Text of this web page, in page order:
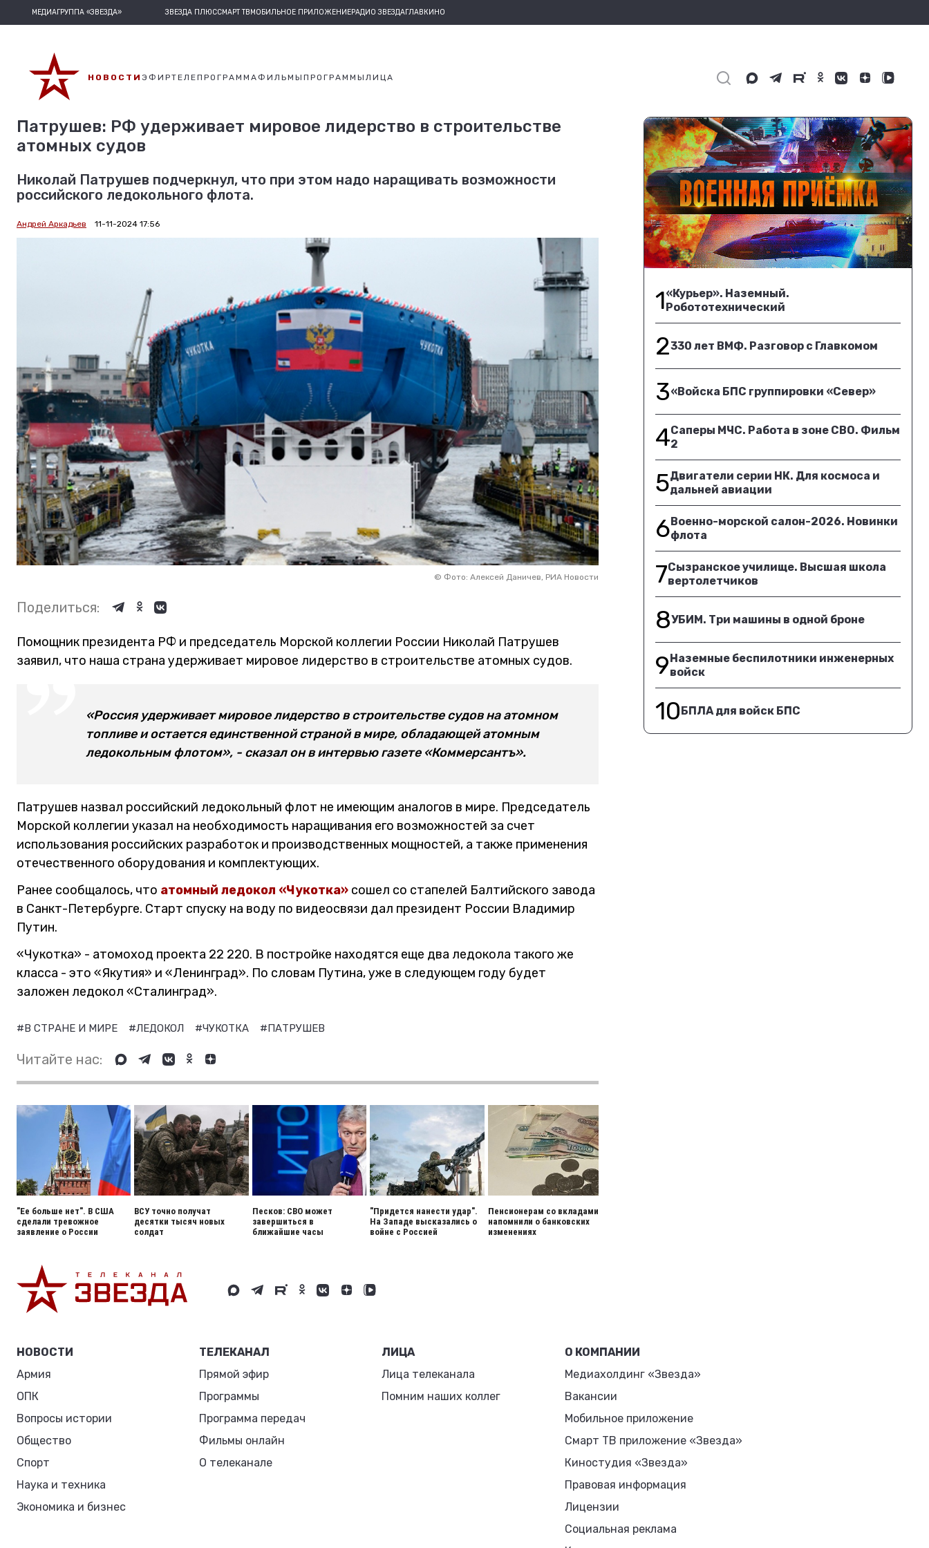
МЕДИАГРУППА «ЗВЕЗДА» ЗВЕЗДА ПЛЮССМАРТ ТВМОБИЛЬНОЕ ПРИЛОЖЕНИЕРАДИО ЗВЕЗДАГЛАВКИНО
НОВОСТИ ЭФИРТЕЛЕПРОГРАММАФИЛЬМЫ ПРОГРАММЫ ЛИЦА
Патрушев: РФ удерживает мировое лидерство в строительстве
атомных судов
Николай Патрушев подчеркнул, что при этом надо наращивать возможности
российского ледокольного флота.
Андрей Аркадьев 11-11-2024 17:56
© Фото: Алексей Даничев, РИА Новости
Поделиться:
Помощник президента РФ и председатель Морской коллегии России Николай Патрушев
заявил, что наша страна удерживает мировое лидерство в строительстве атомных судов.
«Россия удерживает мировое лидерство в строительстве судов на атомном
топливе и остается единственной страной в мире, обладающей атомным
ледокольным флотом», - сказал он в интервью газете «Коммерсантъ».
Патрушев назвал российский ледокольный флот не имеющим аналогов в мире. Председатель
Морской коллегии указал на необходимость наращивания его возможностей за счет
использования российских разработок и производственных мощностей, а также применения
отечественного оборудования и комплектующих.
Ранее сообщалось, что атомный ледокол «Чукотка» сошел со стапелей Балтийского завода
в Санкт-Петербурге. Старт спуску на воду по видеосвязи дал президент России Владимир
Путин.
«Чукотка» - атомоход проекта 22 220. В постройке находятся еще два ледокола такого же
класса - это «Якутия» и «Ленинград». По словам Путина, уже в следующем году будет
заложен ледокол «Сталинград».
#В СТРАНЕ И МИРЕ #ЛЕДОКОЛ #ЧУКОТКА #ПАТРУШЕВ
Читайте нас:
"Ее больше нет". В США
сделали тревожное
заявление о России
ВСУ точно получат
десятки тысяч новых
солдат
Песков: СВО может
завершиться в
ближайшие часы
"Придется нанести удар".
На Западе высказались о
войне с Россией
Пенсионерам со вкладами
напомнили о банковских
изменениях
1«Курьер». Наземный.
Робототехнический
2330 лет ВМФ. Разговор с Главкомом
3«Войска БПС группировки «Север»
4Саперы МЧС. Работа в зоне СВО. Фильм
2
5Двигатели серии НК. Для космоса и
дальней авиации
6Военно-морской салон-2026. Новинки
флота
7Сызранское училище. Высшая школа
вертолетчиков
8УБИМ. Три машины в одной броне
9Наземные беспилотники инженерных
войск
10БПЛА для войск БПС
НОВОСТИ
Армия
ОПК
Вопросы истории
Общество
Спорт
Наука и техника
Экономика и бизнес
ТЕЛЕКАНАЛ
Прямой эфир
Программы
Программа передач
Фильмы онлайн
О телеканале
ЛИЦА
Лица телеканала
Помним наших коллег
О КОМПАНИИ
Медиахолдинг «Звезда»
Вакансии
Мобильное приложение
Смарт ТВ приложение «Звезда»
Киностудия «Звезда»
Правовая информация
Лицензии
Социальная реклама